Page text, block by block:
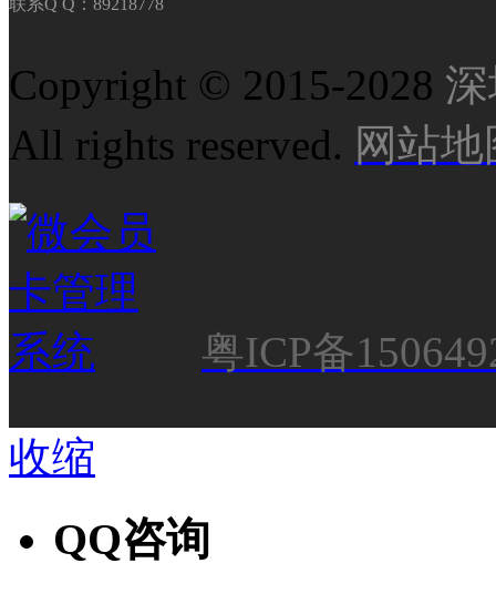
联系Q Q：89218778
Copyright © 2015-2028
All rights reserved. 网站地
粤ICP备
收缩
QQ咨询